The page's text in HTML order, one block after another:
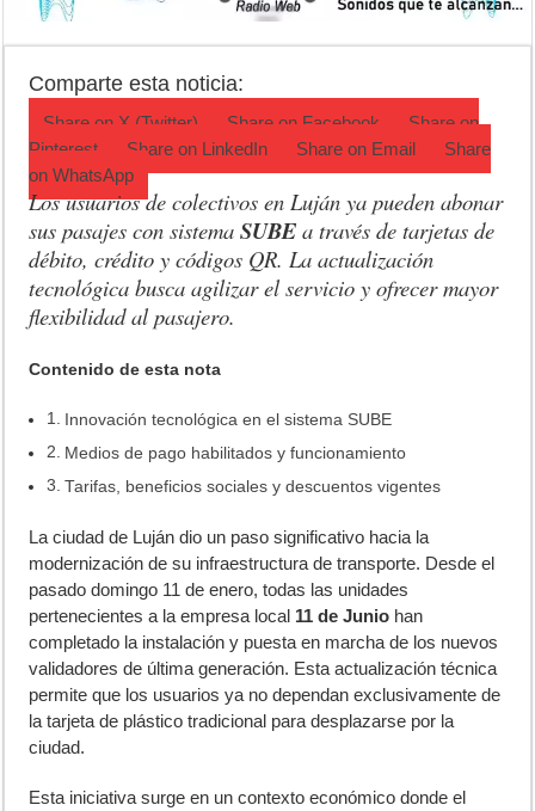
Salud mental: Luján puso el bienestar emocional en el centro del
Ronda de Negocios: Luján reunió a pymes bonaerenses con
Comparte esta noticia:
Share on X (Twitter) Share on Facebook
Share on
Pinterest
Share on LinkedIn Share on Email
Share
onWhatsApp
Los usuarios de colectivos en Luján ya pueden abonar
sus pasajes con sistemaSUBE a través de tarjetas de
débito, crédito y códigos QR. La actualización
tecnológica busca agilizar el servicio y ofrecer mayor
flexibilidad al pasajero.
Contenido de esta nota
Innovación tecnológica en el sistema SUBE
Medios de pago habilitados y funcionamiento
Tarifas, beneficios sociales y descuentos vigentes
La ciudad de Luján dio un paso significativo hacia la
modernización de su infraestructura de transporte. Desde el
pasado domingo 11 de enero, todas las unidades
pertenecientes a la empresa local 11 de Junio han
completado la instalación y puesta en marcha de los nuevos
validadores de última generación. Esta actualización técnica
permite que los usuarios ya no dependan exclusivamente de
la tarjeta de plástico tradicional para desplazarse por la
ciudad.
Esta iniciativa surge en un contexto económico donde el